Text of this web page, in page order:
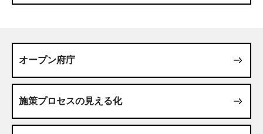
オープン府庁
施策プロセスの見える化